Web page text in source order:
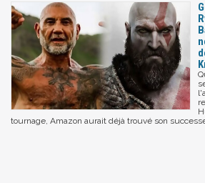
tournage, Amazon aurait déjà trouvé son